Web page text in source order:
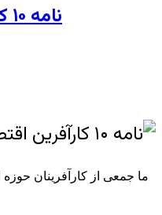
نامه ۱۰ کارآفرین اقتصاد دیجیتال به رئیس‌جمهور: در نگاه امنیتی حاکم بر اکوسیستم فناوری بازنگری کنید، تا امید به ایران برگردد
ما جمعی از کارآفرینان